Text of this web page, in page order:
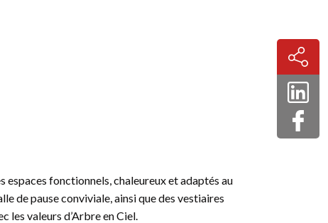
espaces fonctionnels, chaleureux et adaptés au
de pause conviviale, ainsi que des vestiaires
les valeurs d’Arbre en Ciel.